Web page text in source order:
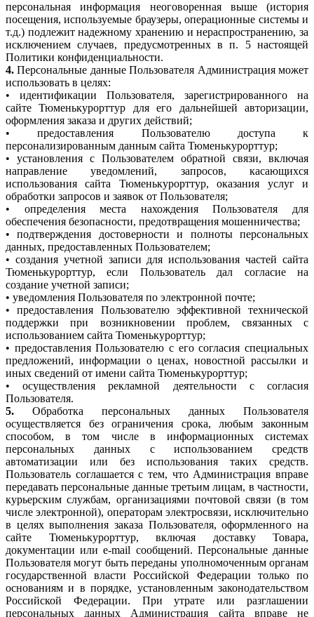
персональная информация неоговоренная выше (история
посещения, используемые браузеры, операционные системы и
т.д.) подлежит надежному хранению и нераспространению, за
исключением случаев, предусмотренных в п. 5 настоящей
Политики конфиденциальности.
4. Персональные данные Пользователя Администрация может
использовать в целях:
• идентификации Пользователя, зарегистрированного на
сайте Тюменькурорттур для его дальнейшей авторизации,
оформления заказа и других действий;
• предоставления Пользователю доступа к
персонализированным данным сайта Тюменькурорттур;
• установления с Пользователем обратной связи, включая
направление уведомлений, запросов, касающихся
использования сайта Тюменькурорттур, оказания услуг и
обработки запросов и заявок от Пользователя;
• определения места нахождения Пользователя для
обеспечения безопасности, предотвращения мошенничества;
• подтверждения достоверности и полноты персональных
данных, предоставленных Пользователем;
• создания учетной записи для использования частей сайта
Тюменькурорттур, если Пользователь дал согласие на
создание учетной записи;
• уведомления Пользователя по электронной почте;
• предоставления Пользователю эффективной технической
поддержки при возникновении проблем, связанных с
использованием сайта Тюменькурорттур;
• предоставления Пользователю с его согласия специальных
предложений, информации о ценах, новостной рассылки и
иных сведений от имени сайта Тюменькурорттур;
• осуществления рекламной деятельности с согласия
Пользователя.
5. Обработка персональных данных Пользователя
осуществляется без ограничения срока, любым законным
способом, в том числе в информационных системах
персональных данных с использованием средств
автоматизации или без использования таких средств.
Пользователь соглашается с тем, что Администрация вправе
передавать персональные данные третьим лицам, в частности,
курьерским службам, организациями почтовой связи (в том
числе электронной), операторам электросвязи, исключительно
в целях выполнения заказа Пользователя, оформленного на
сайте Тюменькурорттур, включая доставку Товара,
документации или e-mail сообщений. Персональные данные
Пользователя могут быть переданы уполномоченным органам
государственной власти Российской Федерации только по
основаниям и в порядке, установленным законодательством
Российской Федерации. При утрате или разглашении
персональных данных Администрация сайта вправе не